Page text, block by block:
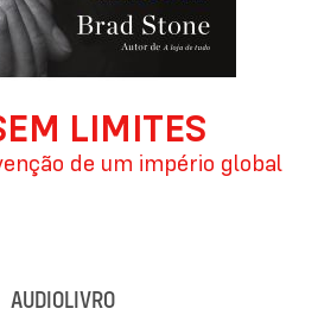
LIMITES
de um império global
AUDIOLIVRO